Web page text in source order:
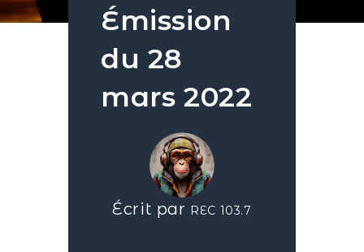
Émission
du 28
mars 2022
Écrit par REC 103.7